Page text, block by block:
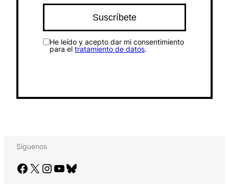
He leído y acepto dar mi consentimiento
para el tratamiento de datos.
Síguenos
Facebook X Instagram YouTube Bluesky